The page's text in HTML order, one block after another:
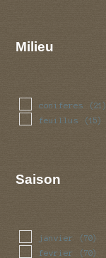
Milieu
coniferes (21)
feuillus (15)
Saison
janvier (70)
fevrier (70)